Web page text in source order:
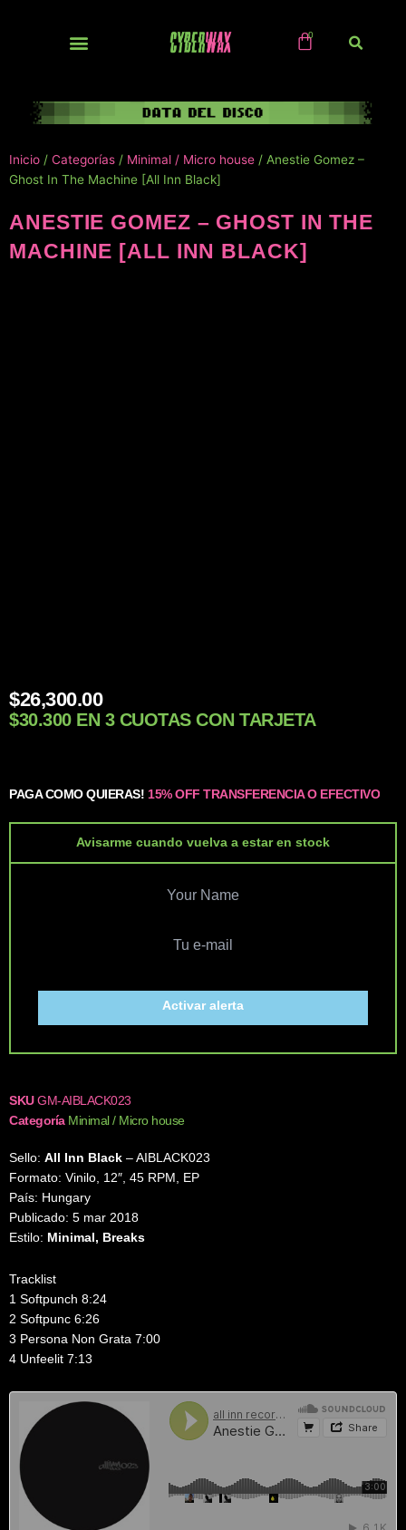
Inicio / Categorías / Minimal / Micro house / Anestie Gomez –
Ghost In The Machine [All Inn Black]
ANESTIE GOMEZ – GHOST IN THE
MACHINE [ALL INN BLACK]
$26,300.00
$30.300 EN 3 CUOTAS CON TARJETA
PAGA COMO QUIERAS! 15% OFF TRANSFERENCIA O EFECTIVO
Avisarme cuando vuelva a estar en stock
Activar alerta
SKUGM-AIBLACK023
Categoría Minimal / Micro house
Sello: All Inn Black – AIBLACK023
Formato: Vinilo, 12″, 45 RPM, EP
País: Hungary
Publicado: 5 mar 2018
Estilo: Minimal, Breaks
Tracklist
1 Softpunch 8:24
2 Softpunc 6:26
3 Persona Non Grata 7:00
4 Unfeelit 7:13